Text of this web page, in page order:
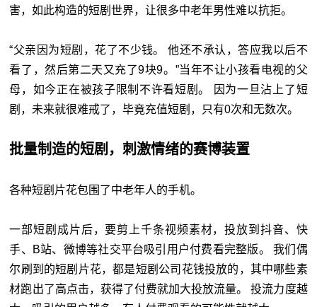
害，如此构造的短剧世界，让很多中老年男性难以抗拒。
“父亲因为短剧，花了不少钱。 他还不承认，答应我以后不
看了，然后第二天又充了9块9。”当年不让小孩看电视的父
母，如今正在被孩子限制不许看短剧。 因为一旦沾上了短
剧，未来就很难戒了，毕竟充值短剧，只有0次和无数次。
批量制造的短剧，刺激情绪的赛博装置
各种短剧片花包围了中老年人的手机。
一部短剧成片后，要剪上千条视频素材，投放到抖音、快
手、B站、微博等社交平台吸引用户付费看完整版。 我们偶
尔刷到的短剧片花，都是短剧公司花钱投放的，其中哪些素
材跑出了高点击，获得了付费就加大投放流量。 投流力度越